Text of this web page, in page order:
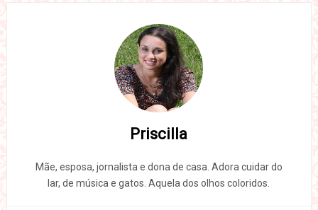
Priscilla
Mãe, esposa, jornalista e dona de casa. Adora cuidar do
lar, de música e gatos. Aquela dos olhos coloridos.